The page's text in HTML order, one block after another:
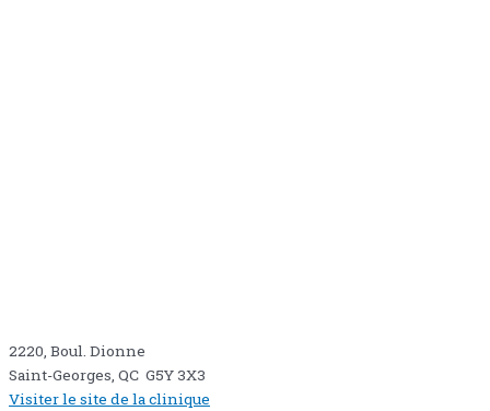
2220, Boul. Dionne
Saint-Georges, QC G5Y 3X3
Visiter le site de la clinique